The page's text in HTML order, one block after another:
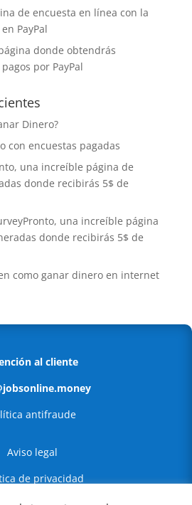
de encuesta en línea con la
PayPal
donde obtendrás
por PayPal
Dinero?
con encuestas pagadas
una increíble página de
donde recibirás 5$ de
una increíble página
donde recibirás 5$ de
como ganar dinero en internet
al cliente
antifraude
Aviso legal
de privacidad